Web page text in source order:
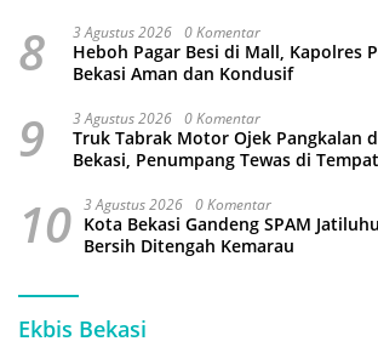
8 3 Agustus 2026 0 Komentar
Heboh Pagar Besi di Mall, Kapolres
Bekasi Aman dan Kondusif
9 3 Agustus 2026 0 Komentar
Truk Tabrak Motor Ojek Pangkalan
Bekasi, Penumpang Tewas di Tempat
10 3 Agustus 2026 0 Komentar
Kota Bekasi Gandeng SPAM
Bersih Ditengah Kemarau
Ekbis Bekasi